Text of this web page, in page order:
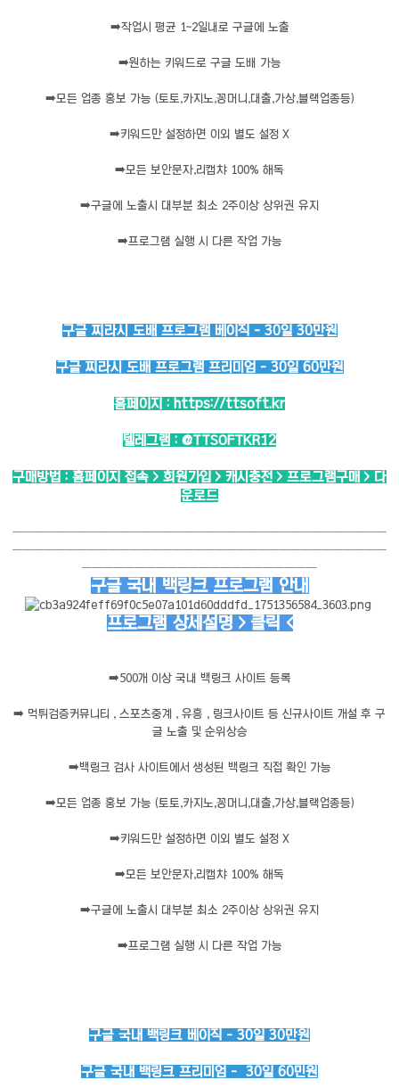
➡️작업시 평균 1~2일내로 구글에 노출
➡️원하는 키워드로 구글 도배 가능
➡️모든 업종 홍보 가능 (토토,카지노,꽁머니,대출,가상,블랙업종등)
➡️키워드만 설정하면 이외 별도 설정 X
➡️모든 보안문자,리캡챠 100% 해독
➡️구글에 노출시 대부분 최소 2주이상 상위권 유지
➡️프로그램 실행 시 다른 작업 가능
구글 찌라시 도배 프로그램 베이직 - 30일 30만원
구글 찌라시 도배 프로그램 프리미엄 - 30일 60만원
홈페이지 : https://ttsoft.kr
텔레그램 : @TTSOFTKR12
구매방법 : 홈페이지 접속 > 회원가입 > 캐시충전 > 프로그램구매 > 다
운로드
───────────────────────────────────
───────────────────────────────────
──────────────────────
구글 국내 백링크 프로그램 안내
프로그램 상세설명 > 클릭 <
➡️500개 이상 국내 백링크 사이트 등록
➡️ 먹튀검증커뮤니티 , 스포츠중계 , 유흥 , 링크사이트 등 신규사이트 개설 후 구
글 노출 및 순위상승
➡️백링크 검사 사이트에서 생성된 백링크 직접 확인 가능
➡️모든 업종 홍보 가능 (토토,카지노,꽁머니,대출,가상,블랙업종등)
➡️키워드만 설정하면 이외 별도 설정 X
➡️모든 보안문자,리캡챠 100% 해독
➡️구글에 노출시 대부분 최소 2주이상 상위권 유지
➡️프로그램 실행 시 다른 작업 가능
구글 국내 백링크 베이직 - 30일 30만원
구글 국내 백링크 프리미엄 - 30일 60민원